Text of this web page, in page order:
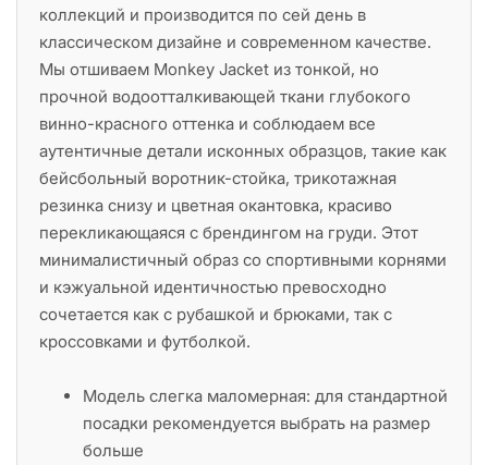
коллекций и производится по сей день в
классическом дизайне и современном качестве.
Мы отшиваем Monkey Jacket из тонкой, но
прочной водоотталкивающей ткани глубокого
винно-красного оттенка и соблюдаем все
аутентичные детали исконных образцов, такие как
бейсбольный воротник-стойка, трикотажная
резинка снизу и цветная окантовка, красиво
перекликающаяся с брендингом на груди. Этот
минималистичный образ со спортивными корнями
и кэжуальной идентичностью превосходно
сочетается как с рубашкой и брюками, так с
кроссовками и футболкой.
Модель слегка маломерная: для стандартной
посадки рекомендуется выбрать на размер
больше